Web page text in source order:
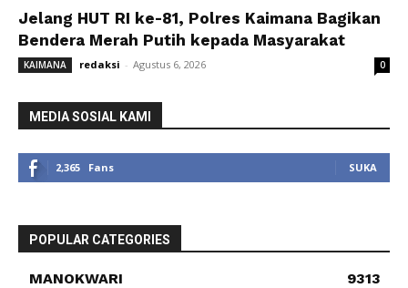
Jelang HUT RI ke-81, Polres Kaimana Bagikan
Bendera Merah Putih kepada Masyarakat
KAIMANA redaksi - Agustus 6, 2026 0
MEDIA SOSIAL KAMI
2,365 Fans SUKA
POPULAR CATEGORIES
MANOKWARI
9313